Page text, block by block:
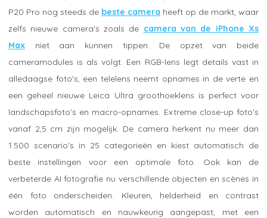
P20 Pro nog steeds de beste camera heeft op de markt, waar
zelfs nieuwe camera's zoals de camera van de iPhone Xs
Max niet aan kunnen tippen. De opzet van beide
cameramodules is als volgt. Een RGB-lens legt details vast in
alledaagse foto's, een telelens neemt opnames in de verte en
een geheel nieuwe Leica Ultra groothoeklens is perfect voor
landschapsfoto's en macro-opnames. Extreme close-up foto's
vanaf 2,5 cm zijn mogelijk. De camera herkent nu meer dan
1.500 scenario's in 25 categorieën en kiest automatisch de
beste instellingen voor een optimale foto. Ook kan de
verbeterde AI fotografie nu verschillende objecten en scènes in
één foto onderscheiden. Kleuren, helderheid en contrast
worden automatisch en nauwkeurig aangepast, met een